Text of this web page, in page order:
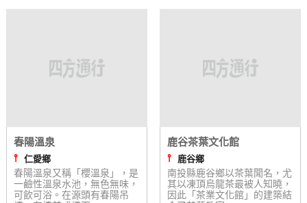
春陽溫泉
⫯ 仁愛鄉
春陽溫泉又稱「櫻溫泉」，是
一鹼性溫泉水池，無色無味，
可飲可浴。在源頭有春陽吊
鹿谷茶葉文化館
⫯
鹿谷鄉
南投縣鹿谷鄉以茶葉聞名，尤
其以凍頂烏龍茶最被人知曉，
因此「茶業文化館」的建築結